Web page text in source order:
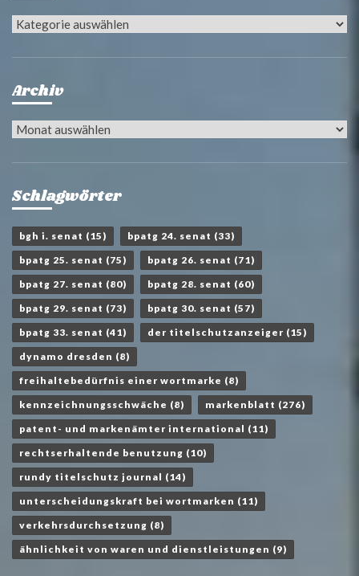
Kategorien
Archiv
Archiv
Schlagwörter
bgh i. senat (15) bpatg 24. senat (33)
bpatg 25. senat (75) bpatg 26. senat (71)
bpatg 27. senat (80) bpatg 28. senat (60)
bpatg 29. senat (73) bpatg 30. senat (57)
bpatg 33. senat (41) der titelschutzanzeiger (15)
dynamo dresden (8)
freihaltebedürfnis einer wortmarke (8)
kennzeichnungsschwäche (8) markenblatt (276)
patent- und markenämter international (11)
rechtserhaltende benutzung (10)
rundy titelschutz journal (14)
unterscheidungskraft bei wortmarken (11)
verkehrsdurchsetzung (8)
ähnlichkeit von waren und dienstleistungen (9)